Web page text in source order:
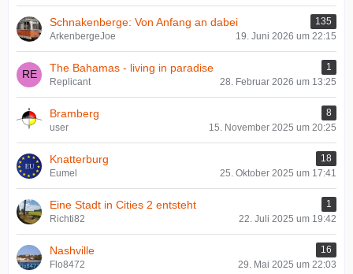
Schnakenberge: Von Anfang an dabei
135
ArkenbergeJoe
19. Juni 2026 um 22:15
The Bahamas - living in paradise
1
Replicant
28. Februar 2026 um 13:25
Bramberg
8
user
15. November 2025 um 20:25
Knatterburg
18
Eumel
25. Oktober 2025 um 17:41
Eine Stadt in Cities 2 entsteht
1
Richti82
22. Juli 2025 um 19:42
Nashville
16
Flo8472
29. Mai 2025 um 22:03